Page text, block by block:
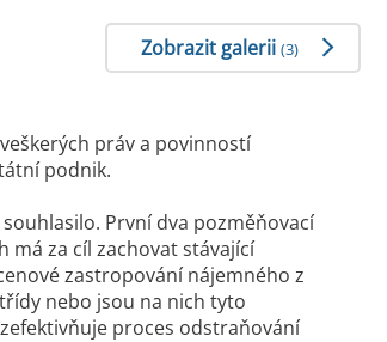
Zobrazit galerii (3)
práv a povinností
podnik.
První dva pozměňovací
za cíl zachovat stávající
zastropování nájemného z
nebo jsou na nich tyto
proces odstraňování